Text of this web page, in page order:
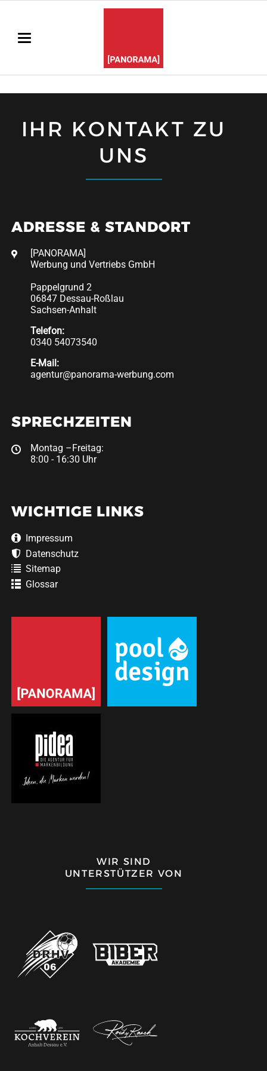
IHR KONTAKT ZU
UNS
ADRESSE & STANDORT
[PANORAMA]
Werbung und Vertriebs GmbH
Pappelgrund 2
06847 Dessau-Roßlau
Sachsen-Anhalt
Telefon:
0340 54073540
E-Mail:
agentur@panorama-werbung.com
SPRECHZEITEN
Montag –Freitag:
8:00 - 16:30 Uhr
WICHTIGE LINKS
Impressum
Datenschutz
Sitemap
Glossar
WIR SIND
UNTERSTÜTZER VON